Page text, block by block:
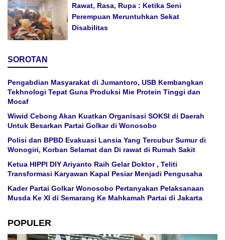
Rawat, Rasa, Rupa : Ketika Seni
Perempuan Meruntuhkan Sekat
Disabilitas
SOROTAN
Pengabdian Masyarakat di Jumantoro, USB Kembangkan
Tekhnologi Tepat Guna Produksi Mie Protein Tinggi dan
Mocaf
Wiwid Cebong Akan Kuatkan Organisasi SOKSI di Daerah
Untuk Besarkan Partai Golkar di Wonosobo
Polisi dan BPBD Evakuasi Lansia Yang Tercubur Sumur di
Wonogiri, Korban Selamat dan Di rawat di Rumah Sakit
Ketua HIPPI DIY Ariyanto Raih Gelar Doktor , Teliti
Transformasi Karyawan Kapal Pesiar Menjadi Pengusaha
Kader Partai Golkar Wonosobo Pertanyakan Pelaksanaan
Musda Ke XI di Semarang Ke Mahkamah Partai di Jakarta
POPULER